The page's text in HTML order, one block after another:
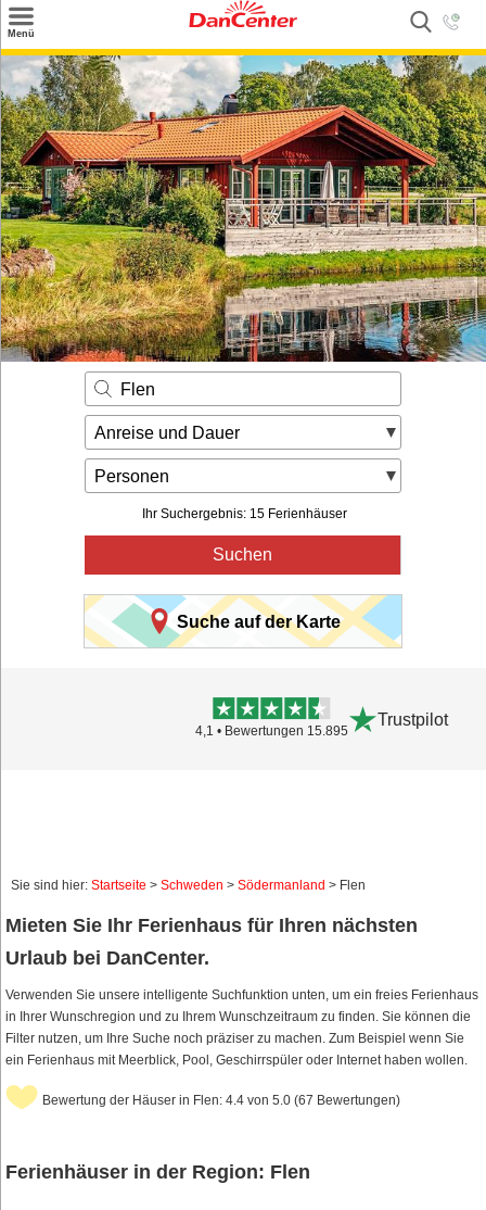
Menü
Suchen
Urlaubsziele
Weitere Urlaubsziele
Angebote
Inspiration
Kontakt
Gut zu wissen
Login
Flen
Anreise und Dauer
Personen
Ihr Suchergebnis: 15 Ferienhäuser
Suchen
Suche auf der Karte
4,1 • Bewertungen 15.895
Trustpilot
Sie sind hier: Startseite > Schweden > Södermanland > Flen
Mieten Sie Ihr Ferienhaus für Ihren nächsten
Urlaub bei DanCenter.
Verwenden Sie unsere intelligente Suchfunktion unten, um ein freies Ferienhaus
in Ihrer Wunschregion und zu Ihrem Wunschzeitraum zu finden. Sie können die
Filter nutzen, um Ihre Suche noch präziser zu machen. Zum Beispiel wenn Sie
ein Ferienhaus mit Meerblick, Pool, Geschirrspüler oder Internet haben wollen.
Bewertung der Häuser in Flen: 4.4 von 5.0 (67 Bewertungen)
Ferienhäuser in der Region: Flen